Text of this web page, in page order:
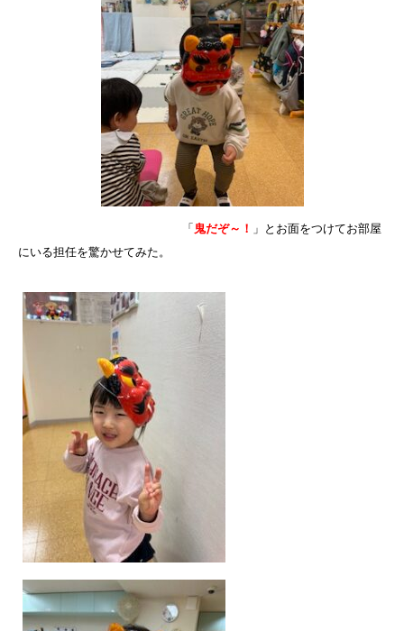
「 鬼だぞ～！ 」とお面をつけてお部屋
にいる担任を驚かせてみた。